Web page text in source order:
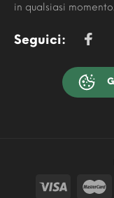
in qualsiasi momento.
Seguici: